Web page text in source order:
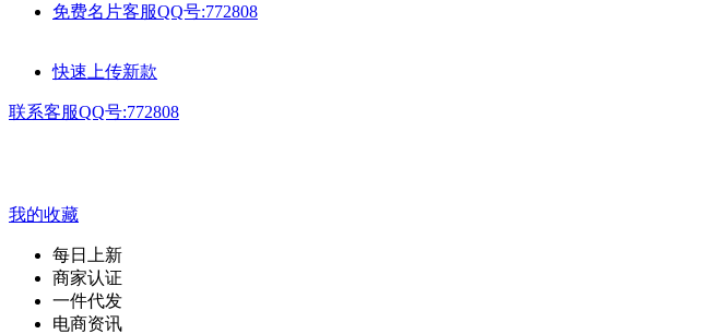
免费名片客服QQ号:772808
快速上传新款
联系客服QQ号:772808
我的收藏
每日上新
商家认证
一件代发
电商资讯